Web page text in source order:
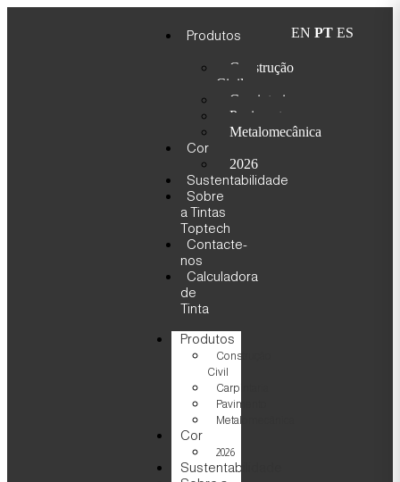
Produtos
Construção
Civil
Carpintaria
Pavimento
Metalomecânica
Cor
2026
Sustentabilidade
Sobre
a Tintas
Toptech
Contacte-
nos
Calculadora
de
Tinta
Produtos
Construção
Civil
Carpintaria
Pavimento
Metalomecânica
Cor
2026
Sustentabilidade
EN PT ES